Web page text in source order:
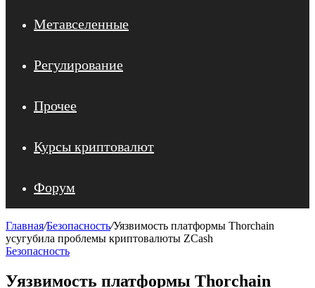
Метавселенные
Регулирование
Прочее
Курсы криптовалют
Форум
Главная/Безопасность/Уязвимость платформы Thorchain
усугубила проблемы криптовалюты ZCash
Безопасность
Уязвимость платформы Thorchain